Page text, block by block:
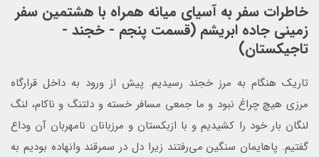
خاطرات سفر به آسیای میانه همراه با هشتمین سفر
زمینی جاده ابریشم (قسمت پنجم - خجند -
تاجیکستان)
تاریک هنگام به مرز خجند رسیدیم. پیش از ورود به داخل قرارگاه
مرزی هیچ چراغ نبود و ما جمعی مسافر خسته و دلتنگ و ناکام، لنگ
لنگان بار خود را کشیدیم و با ازبکستان و مرزبانان نامهربان آن وداع
گفتیم. پاهایمان سنگین می‌رفتند زیرا دل در سمرقند وانهاده بودیم به